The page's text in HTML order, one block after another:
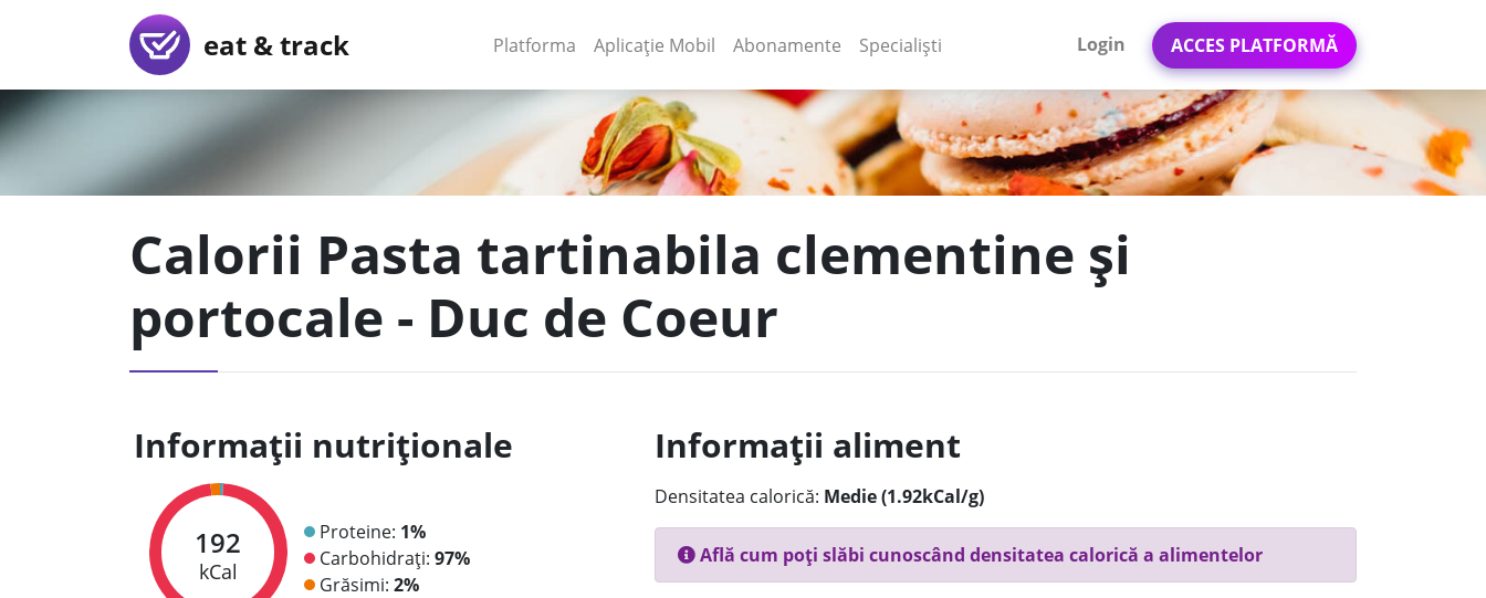
eat & track Platforma (current)
Aplicație Mobil (current)
Abonamente Specialiști Login ACCES PLATFORMĂ
Calorii Pasta tartinabila clementine și
portocale - Duc de Coeur
Informații nutriționale
192
kCal
Proteine: 1%
Carbohidrați: 97%
Grăsimi: 2%
Informații aliment
Densitatea calorică: Medie (1.92kCal/g)
Află cum poți slăbi cunoscând densitatea calorică a alimentelor